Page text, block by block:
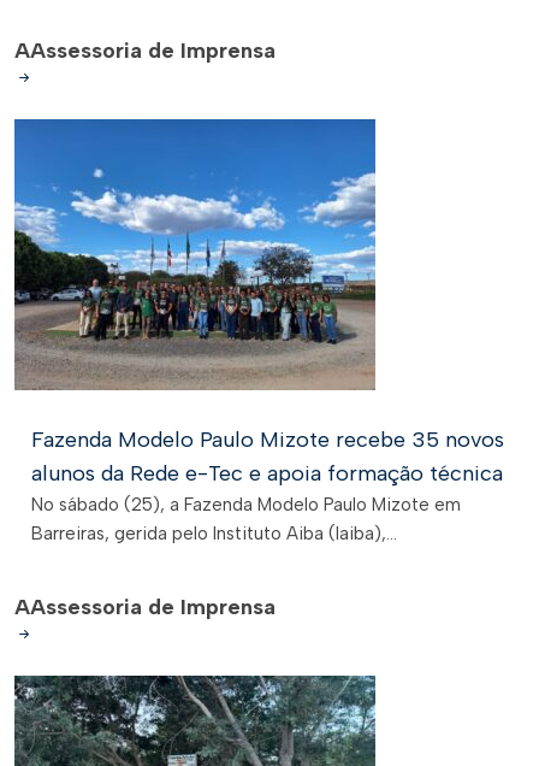
AAssessoria de Imprensa
Fazenda Modelo Paulo Mizote recebe 35 novos
alunos da Rede e-Tec e apoia formação técnica
No sábado (25), a Fazenda Modelo Paulo Mizote em
Barreiras, gerida pelo Instituto Aiba (Iaiba),...
AAssessoria de Imprensa